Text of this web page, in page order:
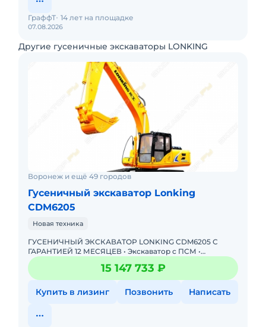
07.08.2026
ГраффТ 14 лет на площадке
Другие гусеничные экскаваторы LONKING
Воронеж и ещё 49 городов
Гусеничный экскаватор Lonking
CDM6205
Новая техника
ГУСЕНИЧНЫЙ ЭКСКАВАТОР LONKING CDM6205 С
ГАРАНТИЕЙ 12 МЕСЯЦЕВ • Экскаватор с ПСМ •
Доступна покупка в лизинг! Одобрение онлайн за 15
минут. Полная предп15 147 733 ₽
Купить в лизинг Позвонить Написать